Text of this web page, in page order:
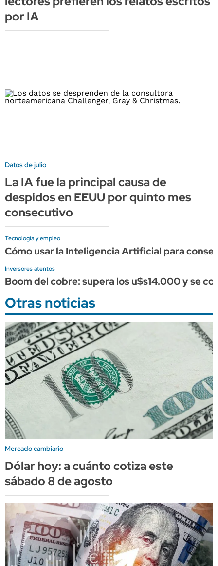
por IA
Datos de julio
La IA fue la principal causa de
despidos en EEUU por quinto mes
consecutivo
Tecnología y empleo
Cómo usar la Inteligencia Artificial para
Inversores atentos
Boom del cobre: supera los u$s14.000 y se
Otras noticias
Mercado cambiario
Dólar hoy: a cuánto cotiza este
sábado 8 de agosto